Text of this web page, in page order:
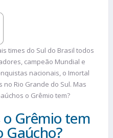
times do Sul do Brasil todos
campeão Mundial e
nacionais, o Imortal
Rio Grande do Sul. Mas
o Grêmio tem?
Grêmio tem
Gaúcho?